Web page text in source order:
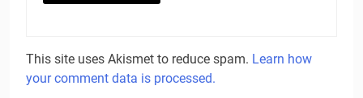
This site uses Akismet to reduce spam. Learn how
your comment data is processed.